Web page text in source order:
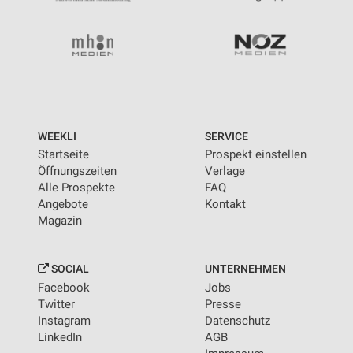
WEEKLI
Startseite
Öffnungszeiten
Alle Prospekte
Angebote
Magazin
SERVICE
Prospekt einstellen
Verlage
FAQ
Kontakt
SOCIAL
Facebook
Twitter
Instagram
LinkedIn
UNTERNEHMEN
Jobs
Presse
Datenschutz
AGB
Messung der Performance von Inhalten
Analyse von Zielgruppen durch Statistiken oder
Kombinationen von Daten aus verschiedenen
Inhalten
IAB-Besonderheiten:
Verwendung genauer Standortdaten
Geräte anhand von aktiv angeforderten
Nicht-IAB-Verarbeitungszwecke:
Notwendig
Performance